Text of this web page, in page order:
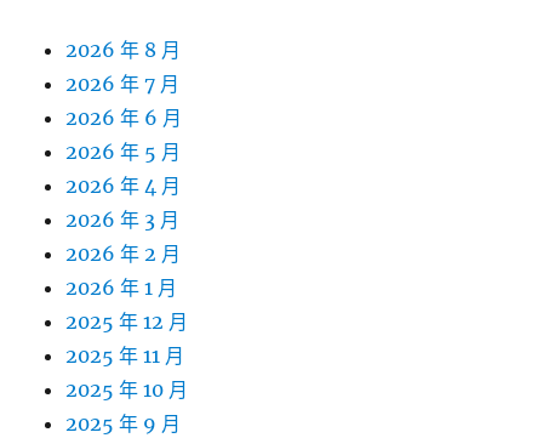
2026 年 8 月
2026 年 7 月
2026 年 6 月
2026 年 5 月
2026 年 4 月
2026 年 3 月
2026 年 2 月
2026 年 1 月
2025 年 12 月
2025 年 11 月
2025 年 10 月
2025 年 9 月